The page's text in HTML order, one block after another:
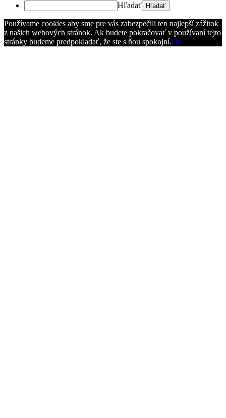
Hľadať
Používame cookies aby sme pre vás zabezpečili ten najlepší zážitok
z našich webových stránok. Ak budete pokračovať v používaní tejto
stránky budeme predpokladať, že ste s ňou spokojní.Ok